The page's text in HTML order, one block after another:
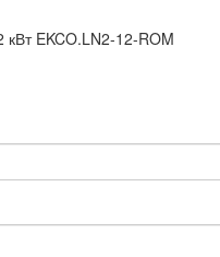
кВт EKCO.LN2-12-ROM